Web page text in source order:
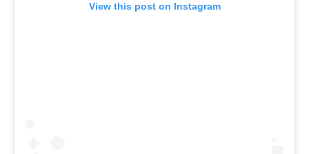
View this post on Instagram